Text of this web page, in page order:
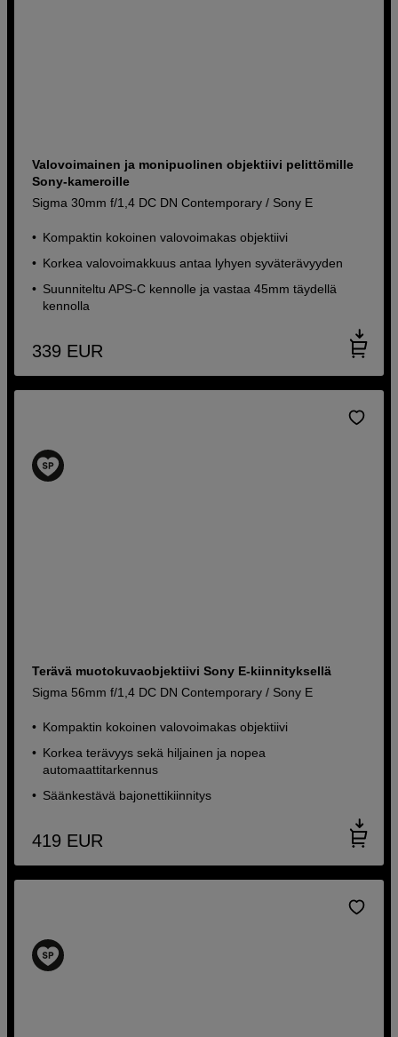
Valovoimainen ja monipuolinen objektiivi pelittömille
Sony-kameroille
Sigma 30mm f/1,4 DC DN Contemporary / Sony E
Kompaktin kokoinen valovoimakas objektiivi
Korkea valovoimakkuus antaa lyhyen syväterävyyden
Suunniteltu APS-C kennolle ja vastaa 45mm täydellä
kennolla
339 EUR
Terävä muotokuvaobjektiivi Sony E-kiinnityksellä
Sigma 56mm f/1,4 DC DN Contemporary / Sony E
Kompaktin kokoinen valovoimakas objektiivi
Korkea terävyys sekä hiljainen ja nopea
automaattitarkennus
Säänkestävä bajonettikiinnitys
419 EUR